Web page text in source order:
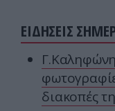
ΕΙΔΗΣΕΙΣ
διακοπές